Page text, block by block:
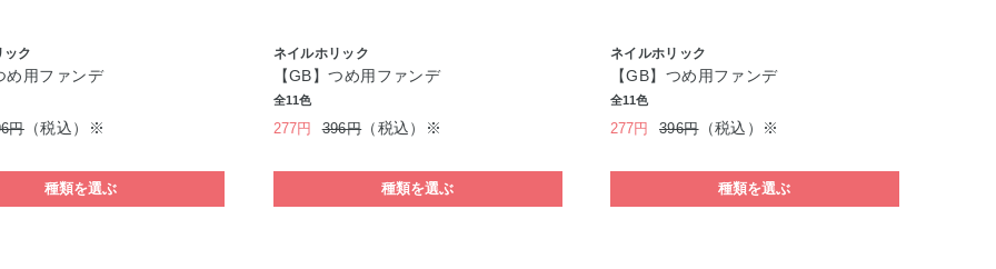
ック
め用ファンデ
円（税込）※
種類を選ぶ
ネイルホリック
【GB】つめ用ファンデ
全11色
277円 396円（税込）※
種類を選ぶ
ネイルホリック
【GB】つめ用ファンデ
全11色
277円 396円（税込）※
種類を選ぶ